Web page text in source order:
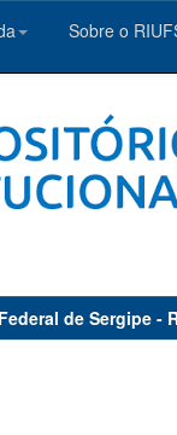
Sobre o
de Sergipe -